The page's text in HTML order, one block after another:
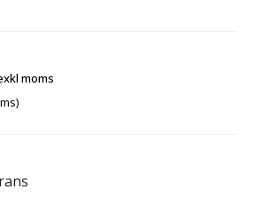
moms